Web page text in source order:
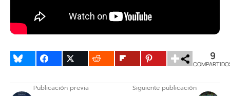
9
Publicación previa Siguiente publicación